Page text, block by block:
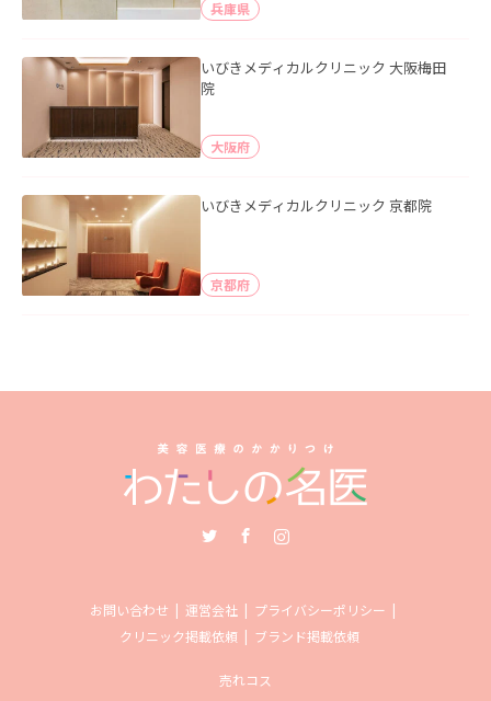
兵庫県
いびきメディカルクリニック 大阪梅田
院
大阪府
いびきメディカルクリニック 京都院
京都府
お問い合わせ 運営会社
プライバシーポリシー
クリニック掲載依頼
ブランド掲載依頼
売れコス